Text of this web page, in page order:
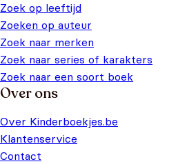
Zoek op leeftijd
Zoeken op auteur
Zoek naar merken
Zoek naar series of karakters
Zoek naar een soort boek
Over ons
Over Kinderboekjes.be
Klantenservice
Contact